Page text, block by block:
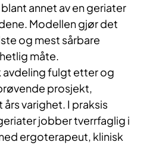
annet av en geriater
Modellen gjør det
og mest sårbare
måte.
avdeling fulgt etter og
prosjekt,
varighet. I praksis
jobber tverrfaglig i
ergoterapeut, klinisk